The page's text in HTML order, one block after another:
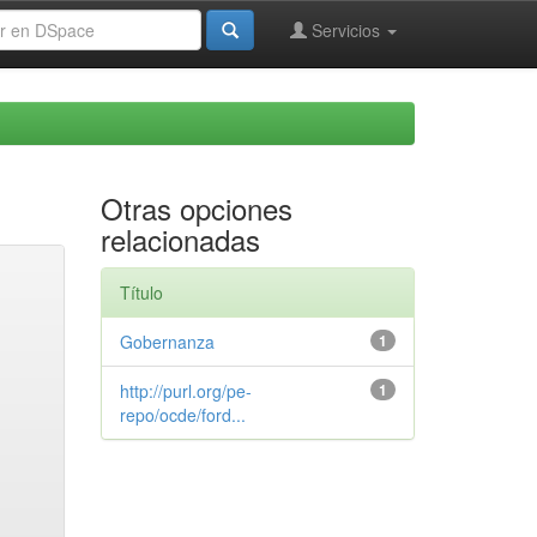
Servicios
Otras opciones
relacionadas
Título
1
Gobernanza
1
http://purl.org/pe-
repo/ocde/ford...